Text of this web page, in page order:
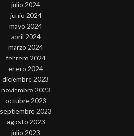
julio 2024
junio 2024
mayo 2024
abril 2024
marzo 2024
febrero 2024
enero 2024
diciembre 2023
noviembre 2023
octubre 2023
septiembre 2023
agosto 2023
julio 2023